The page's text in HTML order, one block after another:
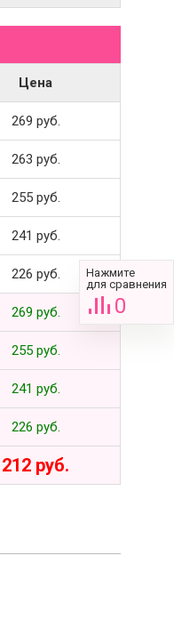
Цена
269 руб.
263 руб.
255 руб.
241 руб.
226 руб.
269 руб.
255 руб.
241 руб.
226 руб.
212 руб.
Нажмите
для сравнения
0